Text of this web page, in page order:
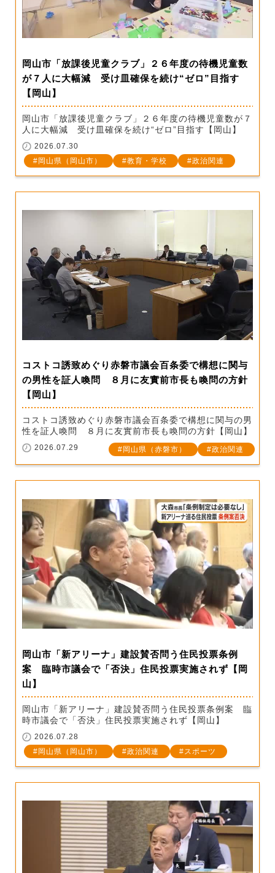
岡山市「放課後児童クラブ」２６年度の待機児童数
が７人に大幅減 受け皿確保を続け“ゼロ”目指す
【岡山】
岡山市「放課後児童クラブ」２６年度の待機児童数が７
人に大幅減 受け皿確保を続け“ゼロ”目指す【岡山】
2026.07.30
岡山県（岡山市）
教育・学校 政治関連
コストコ誘致めぐり赤磐市議会百条委で構想に関与
の男性を証人喚問 ８月に友實前市長も喚問の方針
【岡山】
コストコ誘致めぐり赤磐市議会百条委で構想に関与の男
性を証人喚問 ８月に友實前市長も喚問の方針【岡山】
2026.07.29 岡山県（赤磐市） 政治関連
岡山市「新アリーナ」建設賛否問う住民投票条例
案 臨時市議会で「否決」住民投票実施されず【岡
山】
岡山市「新アリーナ」建設賛否問う住民投票条例案 臨
時市議会で「否決」住民投票実施されず【岡山】
2026.07.28
岡山県（岡山市）
政治関連 スポーツ